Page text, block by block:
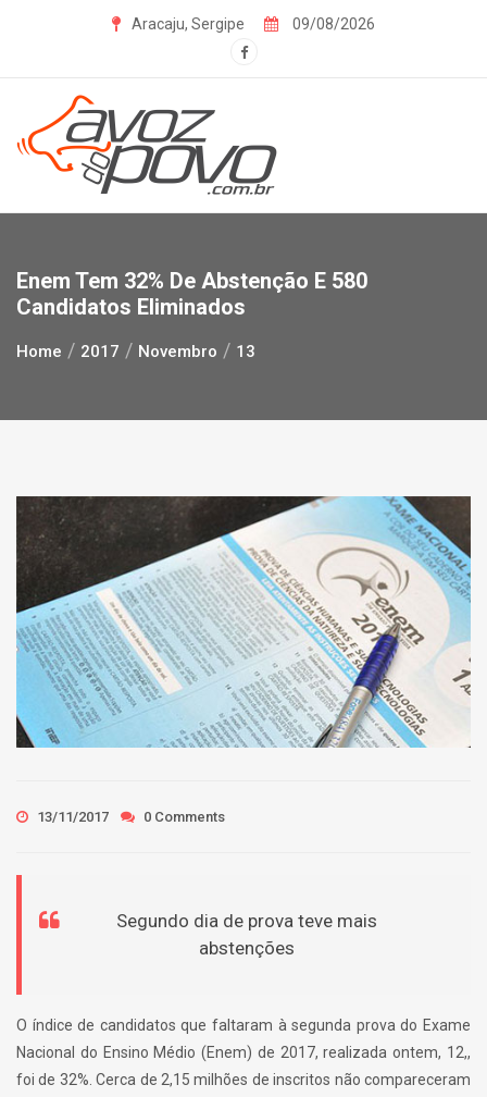
Aracaju, Sergipe 09/08/2026
Enem Tem 32% De Abstenção E 580
Candidatos Eliminados
Home 2017 Novembro 13
13/11/2017 0 Comments
Segundo dia de prova teve mais
abstenções
O índice de candidatos que faltaram à segunda prova do Exame
Nacional do Ensino Médio (Enem) de 2017, realizada ontem, 12,,
foi de 32%. Cerca de 2,15 milhões de inscritos não compareceram